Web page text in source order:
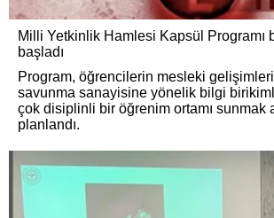
Milli Yetkinlik Hamlesi Kapsül Programı
başladı
Program, öğrencilerin mesleki
savunma sanayisine yönelik bilgi
çok disiplinli bir öğrenim ortamı sunmak
planlandı.